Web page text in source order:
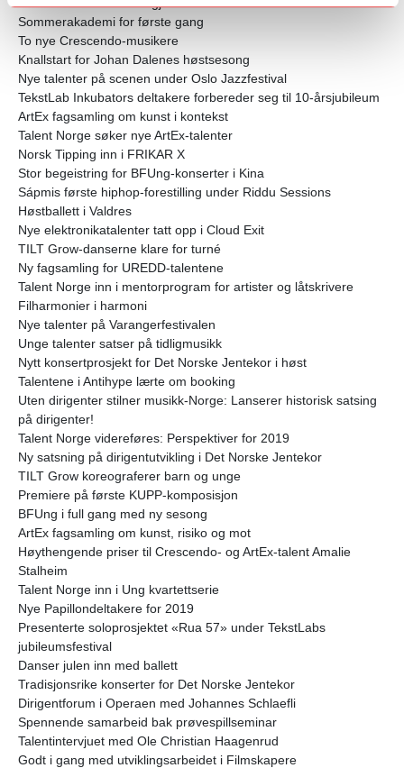
Sommerakademi for første gang
To nye Crescendo-musikere
Knallstart for Johan Dalenes høstsesong
Nye talenter på scenen under Oslo Jazzfestival
TekstLab Inkubators deltakere forbereder seg til 10-årsjubileum
ArtEx fagsamling om kunst i kontekst
Talent Norge søker nye ArtEx-talenter
Norsk Tipping inn i FRIKAR X
Stor begeistring for BFUng-konserter i Kina
Sápmis første hiphop-forestilling under Riddu Sessions
Høstballett i Valdres
Nye elektronikatalenter tatt opp i Cloud Exit
TILT Grow-danserne klare for turné
Ny fagsamling for UREDD-talentene
Talent Norge inn i mentorprogram for artister og låtskrivere
Filharmonier i harmoni
Nye talenter på Varangerfestivalen
Unge talenter satser på tidligmusikk
Nytt konsertprosjekt for Det Norske Jentekor i høst
Talentene i Antihype lærte om booking
Uten dirigenter stilner musikk-Norge: Lanserer historisk satsing
på dirigenter!
Talent Norge videreføres: Perspektiver for 2019
Ny satsning på dirigentutvikling i Det Norske Jentekor
TILT Grow koreograferer barn og unge
Premiere på første KUPP-komposisjon
BFUng i full gang med ny sesong
ArtEx fagsamling om kunst, risiko og mot
Høythengende priser til Crescendo- og ArtEx-talent Amalie
Stalheim
Talent Norge inn i Ung kvartettserie
Nye Papillondeltakere for 2019
Presenterte soloprosjektet «Rua 57» under TekstLabs
jubileumsfestival
Danser julen inn med ballett
Tradisjonsrike konserter for Det Norske Jentekor
Dirigentforum i Operaen med Johannes Schlaefli
Spennende samarbeid bak prøvespillseminar
Talentintervjuet med Ole Christian Haagenrud
Godt i gang med utviklingsarbeidet i Filmskapere